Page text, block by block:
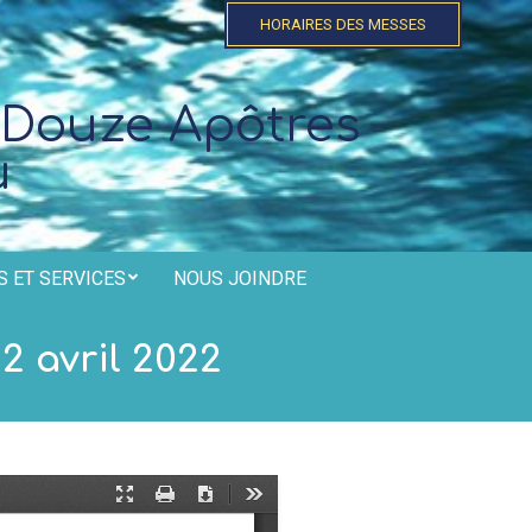
HORAIRES DES MESSES
Apôtres
ET SERVICES NOUS JOINDRE
avril 2022